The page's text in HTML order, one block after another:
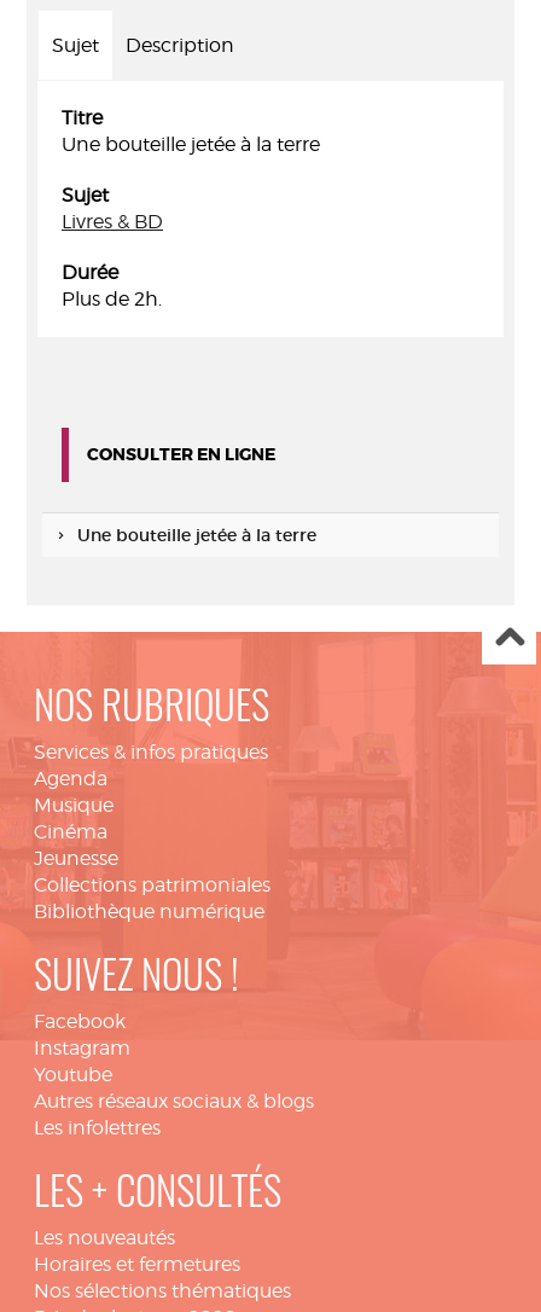
Sujet Description
Titre
Une bouteille jetée à la terre
Sujet
Livres & BD
Durée
Plus de 2h.
CONSULTER EN LIGNE
Une bouteille jetée à la terre
NOS RUBRIQUES
Services & infos pratiques
Agenda
Musique
Cinéma
Jeunesse
Collections patrimoniales
Bibliothèque numérique
SUIVEZ NOUS !
Facebook
Instagram
Youtube
Autres réseaux sociaux & blogs
Les infolettres
LES + CONSULTÉS
Les nouveautés
Horaires et fermetures
Nos sélections thématiques